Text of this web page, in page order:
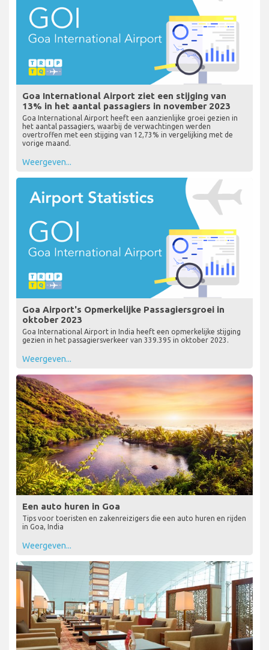
Goa International Airport ziet een stijging van
13% in het aantal passagiers in november 2023
Goa International Airport heeft een aanzienlijke groei gezien in
het aantal passagiers, waarbij de verwachtingen werden
overtroffen met een stijging van 12,73% in vergelijking met de
vorige maand.
Goa Airport's Opmerkelijke Passagiersgroei in
oktober 2023
Goa International Airport in India heeft een opmerkelijke stijging
gezien in het passagiersverkeer van 339.395 in oktober 2023.
Weergeven...
Een auto huren in Goa
Tips voor toeristen en zakenreizigers die een auto huren en rijden
in Goa, India
Weergeven...